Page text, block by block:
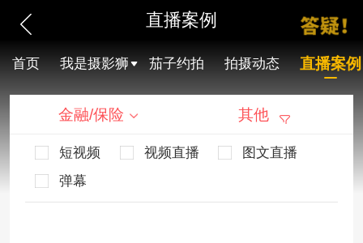
直播案例
首页 我是摄影狮 茄子约拍 拍摄动态 直播案例
金融/保险 其他
短视频 视频直播
图文直播
弹幕